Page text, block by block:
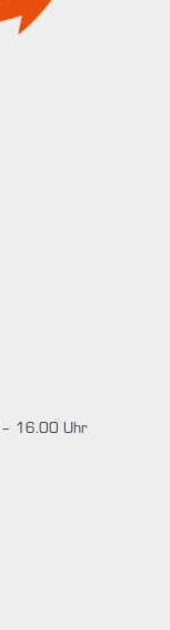
16.00 Uhr